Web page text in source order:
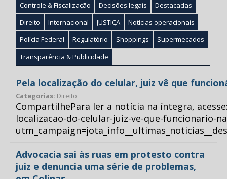
Controle & Fiscalização Decisões legais
Destacadas
Direito
Internacional JUSTIÇA
Notícias operacionais
Polícia Federal
Regulatório Shoppings
Supermecados
Transparência & Publicidade
Pela localização do celular, juiz vê que
Categorias: Direito
CompartilhePara ler a notícia na íntegra,
localizacao-do-celular-juiz-ve-que-funcionario-
Advocacia sai às ruas em protesto contra
juiz e denuncia uma série de problemas,